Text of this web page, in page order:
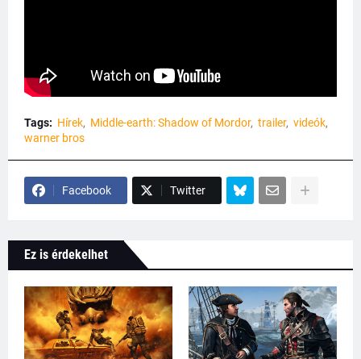
Tags: Hírek Middle-earth: Shadow of Mordor trailer videók
warner bros
Facebook Twitter
Ez is érdekelhet